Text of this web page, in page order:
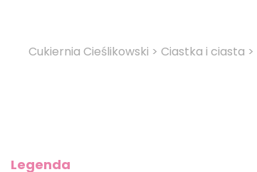
Cukiernia Cieślikowski > Ciastka i ciasta >
Legenda